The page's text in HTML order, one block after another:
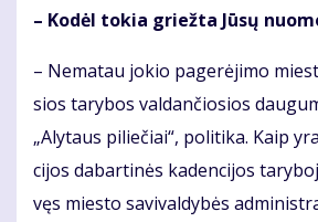
– Ko­dėl to­kia griež­ta Jū­sų
– Ne­ma­tau jo­kio pa­ge­rė­ji­mo
sios ta­ry­bos val­dan­čio­sios
„Aly­taus pi­lie­čiai“, po­li­ti­ka. Kaip
ci­jos da­bar­ti­nės ka­den­ci­jos
vęs mies­to sa­vi­val­dy­bės